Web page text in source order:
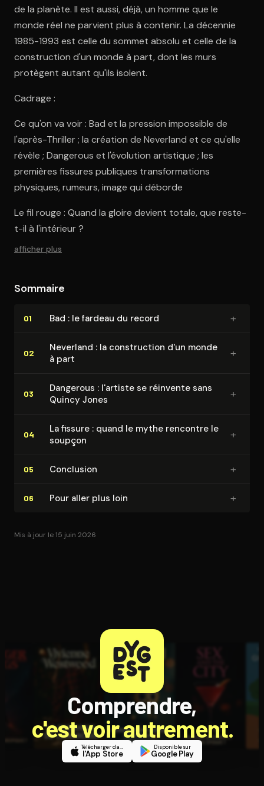
de la planète. Il est aussi, déjà, un homme que le
monde réel ne parvient plus à contenir. La décennie
1985-1993 est celle du sommet absolu et celle de la
construction d'un monde à part, dont les murs
protègent autant qu'ils isolent.
Cadrage :
Ce qu'on va voir : Bad et la pression impossible de
l'après-Thriller ; la création de Neverland et ce qu'elle
révèle ; Dangerous et l'évolution artistique ; les
premières fissures publiques transformations
physiques, rumeurs, image qui déborde
Le fil rouge : Quand la gloire devient totale, que reste-
t-il à l'intérieur ?
afficher plus
Sommaire
01 Bad : le fardeau du record +
02
Neverland : la construc­tion d'un monde
à part
+
03
Dangerous : l'artiste se réinvente sans
Quincy Jones
+
04
La fissure : quand le mythe rencontre le
soupçon
+
05 Conclusion +
06 Pour aller plus loin +
Mis à jour le 15 juin 2026
Comprendre,
c'est voir autrement.
Télécharger dans
l'App Store
Disponible sur
Google Play